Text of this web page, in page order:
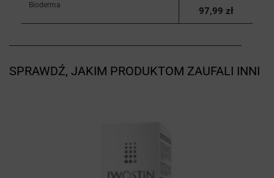
Bioderma
97,99 zł
SPRAWDŹ, JAKIM PRODUKTOM ZAUFALI INNI